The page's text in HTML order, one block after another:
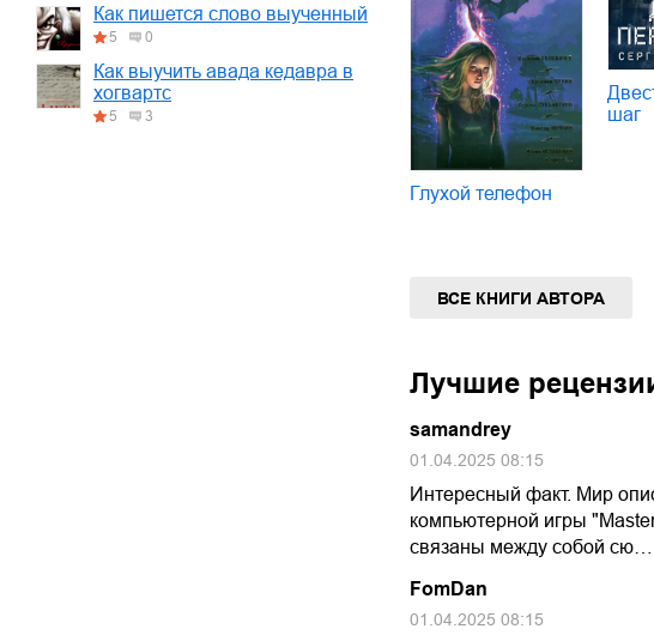
Как пишется слово выученный
5 0
Как выучить авада кедавра в
хогвартс
5 3
Глухой телефон
шаг
ВСЕ КНИГИ АВТОРА
Лучшие
samandrey
01.04.2025 08:15
Интересный факт. Мир
компьютерной игры
связаны между собой сю…
FomDan
01.04.2025 08:15